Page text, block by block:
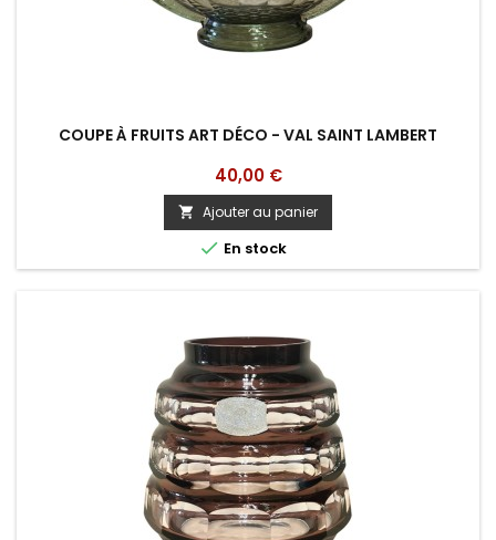
COUPE À FRUITS ART DÉCO - VAL SAINT LAMBERT
Prix
40,00 €
 Ajouter au panier
 En stock